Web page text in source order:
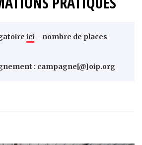
ici – nombre de places
: campagne[@]oip.org